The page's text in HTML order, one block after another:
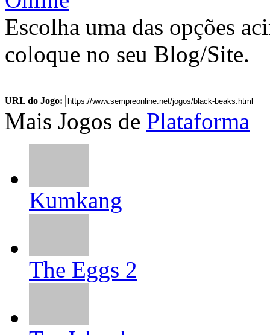
Escolha uma das opções
coloque no seu Blog/Site.
URL do Jogo:
Mais Jogos de Plataforma
Kumkang
The Eggs 2